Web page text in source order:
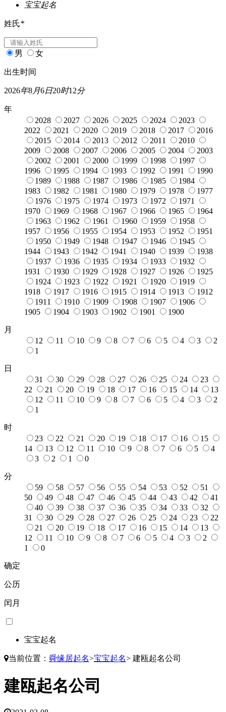
宝宝起名
姓氏*
男 女
出生时间
2026年8月6日20时12分
年
2028
2027 2026 2025 2024
2023
2022
2021 2020 2019 2018 2017
2016
2015
2014 2013 2012 2011
2010
2009
2008 2007 2006 2005 2004
2003
2002
2001 2000 1999 1998
1997
1996
1995 1994 1993 1992 1991
1990
1989
1988 1987 1986 1985
1984
1983
1982 1981 1980 1979 1978
1977
1976
1975 1974 1973 1972
1971
1970
1969 1968 1967 1966 1965
1964
1963
1962 1961 1960 1959
1958
1957
1956 1955 1954 1953 1952
1951
1950
1949 1948 1947 1946
1945
1944
1943 1942 1941 1940 1939
1938
1937
1936 1935 1934 1933
1932
1931
1930 1929 1928 1927 1926
1925
1924
1923 1922 1921 1920
1919
1918
1917 1916 1915 1914 1913
1912
1911
1910 1909 1908 1907
1906
1905
1904 1903 1902 1901 1900
月
12
11 10 9 8 7 6 5 4 3
2
1
日
31
30 29 28 27 26 25 24
23
22
21 20 19 18 17 16 15 14
13
12
11 10 9 8 7 6 5 4 3
2
1
时
23
22 21 20 19 18 17 16
15
14
13 12 11 10 9 8 7 6 5
4
3
2 1 0
分
59
58 57 56 55 54 53 52
51
50
49 48 47 46 45 44 43 42
41
40
39 38 37 36 35 34 33
32
31
30 29 28 27 26 25 24 23
22
21
20 19 18 17 16 15 14
13
12
11 10 9 8 7 6 5 4 3
2
1
0
确定
公历
闰月
宝宝起名
当前位置： 舜缘居起名>宝宝起名> 建瓯起名公司
建瓯起名公司